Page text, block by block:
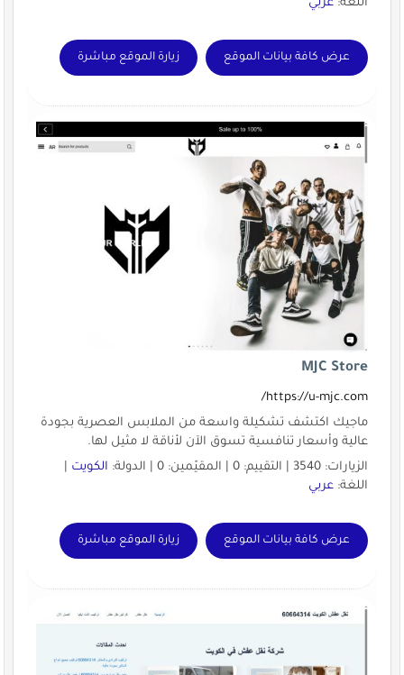
اللغة: عربي
عرض كافة بيانات الموقع زيارة الموقع مباشرة
MJC Store
https://u-mjc.com/
ماجيك اكتشف تشكيلة واسعة من الملابس العصرية بجودة
عالية وأسعار تنافسية تسوق الآن لأناقة لا مثيل لها.
الزيارات: 3540 | التقييم: 0 | المقيّمين: 0 | الدولة:
الكويت|
اللغة: عربي
عرض كافة بيانات الموقع زيارة الموقع مباشرة